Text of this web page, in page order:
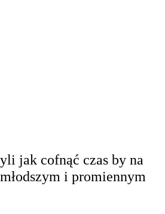
jak cofnąć czas by na
i promiennym